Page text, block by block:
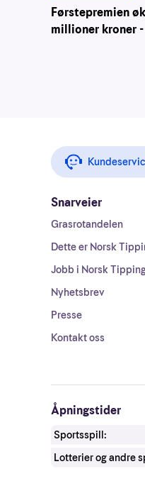
Førstepremien
millioner kroner
Snarveier
Grasrotandelen
Dette er Norsk
Jobb i Norsk
Nyhetsbrev
Presse
Kontakt oss
Åpningstider
Sportsspill:
Lotterier og andre